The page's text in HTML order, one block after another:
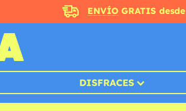
ENVÍOGRATIS desde
DISFRACES